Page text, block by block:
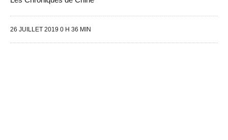
26 JUILLET 2019 0 H 36 MIN